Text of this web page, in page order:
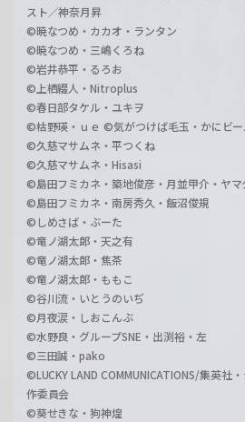
スト／神奈月昇
©暁なつめ・カカオ・ランタン
©暁なつめ・三嶋くろね
©岩井恭平・るろお
©上栖綴人・Nitroplus
©春日部タケル・ユキヲ
©枯野瑛・ｕｅ ©気がつけば毛玉・かにビー
©久慈マサムネ・平つくね
©久慈マサムネ・Hisasi
©島田フミカネ・築地俊彦・月並甲介・ヤマ
©島田フミカネ・南房秀久・飯沼俊規
©しめさば・ぶーた
©竜ノ湖太郎・天之有
©竜ノ湖太郎・焦茶
©竜ノ湖太郎・ももこ
©谷川流・いとうのいぢ
©月夜涙・しおこんぶ
©水野良・グループSNE・出渕裕・左
©三田誠・pako
©LUCKY LAND COMMUNICATIONS/集英社
作委員会
©葵せきな・狗神煌